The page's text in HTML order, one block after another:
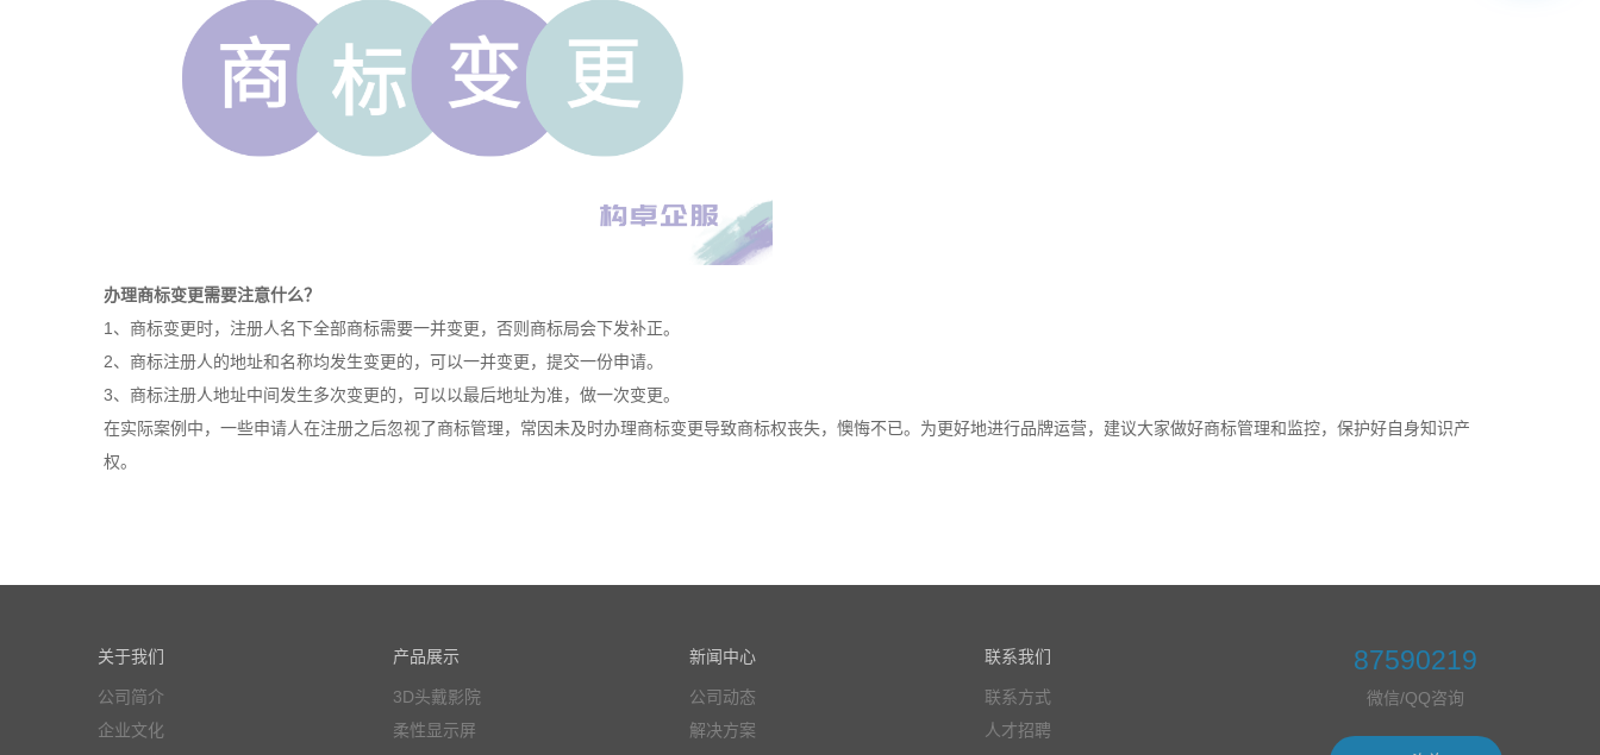
办理商标变更需要注意什么？
1、商标变更时，注册人名下全部商标需要一并变更，否则商标局会下发补正。
2、商标注册人的地址和名称均发生变更的，可以一并变更，提交一份申请。
3、商标注册人地址中间发生多次变更的，可以以最后地址为准，做一次变更。
在实际案例中，一些申请人在注册之后忽视了商标管理，常因未及时办理商标变更导致商标权丧失，懊悔不已。为更好地进行品牌运营，建议大家做好商标管理和监控，保护好自身知识产
权。
关于我们
公司简介
企业文化
产品展示
3D头戴影院
柔性显示屏
新闻中心
公司动态
解决方案
联系我们
联系方式
人才招聘
87590219
微信/QQ咨询